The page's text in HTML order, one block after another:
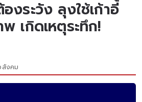
งระวัง ลุงใช้เก้าอี้
เกิดเหตุระทึก!
สังคม